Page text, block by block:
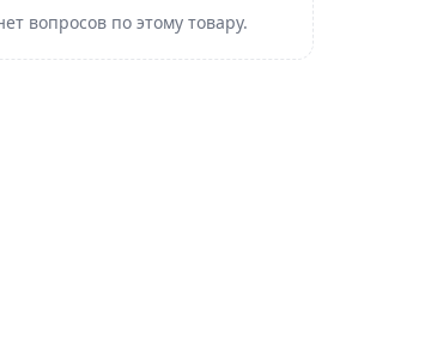
вопросов по этому товару.